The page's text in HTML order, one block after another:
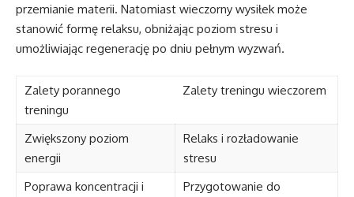
przemianie materii. Natomiast wieczorny wysiłek może
stanowić formę relaksu, obniżając poziom stresu i
umożliwiając regenerację po dniu pełnym wyzwań.
Zalety porannego
treningu
Zalety treningu wieczorem
Zwiększony poziom
energii
Relaks i rozładowanie
stresu
Poprawa koncentracji i
Przygotowanie do